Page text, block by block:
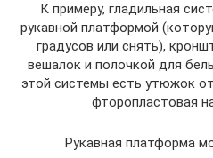
К примеру, гладильная
рукавной платформой
градусов или снять),
вешалок и полочкой для
этой системы есть утюжок
фторопластовая
Рукавная платформа